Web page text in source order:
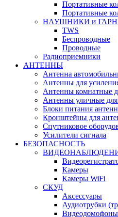
Портативные
Портативные
НАУШНИКИ и
TWS
Беспроводные
Проводные
Радиоприемники
АНТЕННЫ
Антенна
Антенны для
Антенны комнатные
Антенны уличные
Блоки питания антенн
Кронштейны для
Спутниковое
Усилители сигнала
БЕЗОПАСНОСТЬ
Камеры
Камеры WiFi
СКУД
Аксессуары
Аудиотрубки
Видеодомофоны